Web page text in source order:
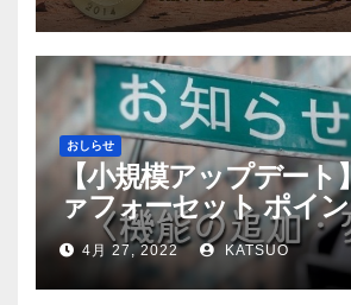
おしらせ
【小規模アップデート
ァフォーセット ポイ
グ修正
4月 27, 2022 KATSUO